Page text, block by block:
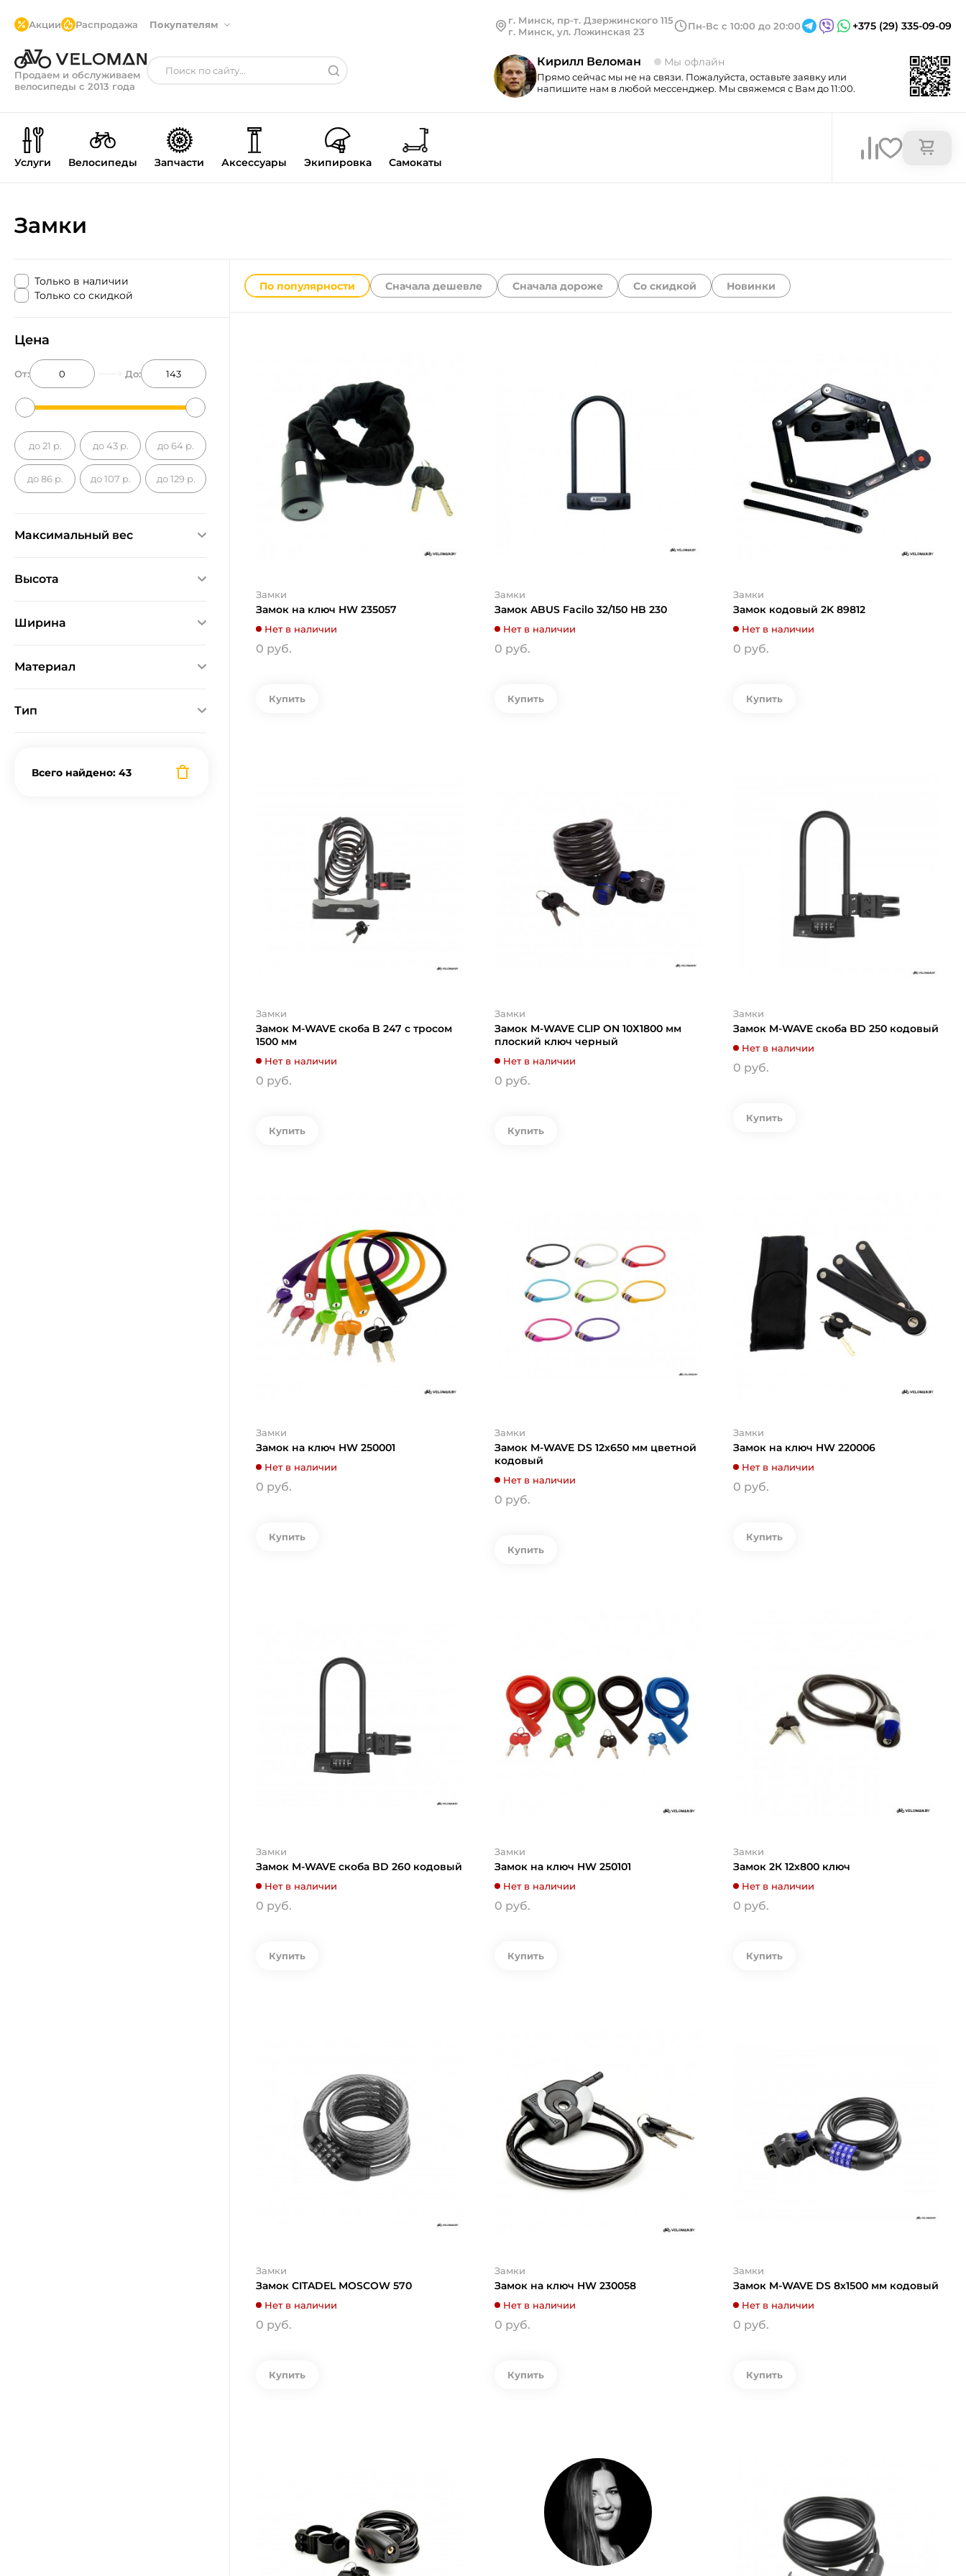
Акции Распродажа Покупателям
Продаем и обслуживаем
велосипеды с 2013 года
г. Минск, пр-т. Дзержинского 115
г. Минск, ул. Ложинская 23
Пн-Вс с 10:00 до 20:00 +375 (29) 335-09-09
Кирилл Веломан Мы офлайн
Прямо сейчас мы не на связи. Пожалуйста, оставьте заявку или
напишите нам в любой мессенджер. Мы свяжемся с Вам до 11:00.
Услуги Велосипеды Запчасти Аксессуары Экипировка Самокаты
Замки
Только в наличии
Только со скидкой
Цена
От: До:
до 21 р. до 43 р. до 64 р.
до 86 р. до 107 р. до 129 р.
Максимальный вес
Высота
Ширина
Материал
Тип
Всего найдено: 43
По популярности Сначала дешевле Сначала дороже Со скидкой Новинки
Замки
Замок на ключ HW 235057
Нет в наличии
0 руб.
Купить
Замки
Замок ABUS Facilo 32/150 HB 230
Нет в наличии
0 руб.
Купить
Замки
Замок кодовый 2K 89812
Нет в наличии
0 руб.
Купить
Замки
Замок M-WAVE скоба B 247 с тросом
1500 мм
Нет в наличии
0 руб.
Купить
Замки
Замок M-WAVE CLIP ON 10Х1800 мм
плоский ключ черный
Нет в наличии
0 руб.
Купить
Замки
Замок M-WAVE скоба BD 250 кодовый
Нет в наличии
0 руб.
Купить
Замки
Замок на ключ HW 250001
Нет в наличии
0 руб.
Купить
Замки
Замок M-WAVE DS 12х650 мм цветной
кодовый
Нет в наличии
0 руб.
Купить
Замки
Замок на ключ HW 220006
Нет в наличии
0 руб.
Купить
Замки
Замок M-WAVE скоба BD 260 кодовый
Нет в наличии
0 руб.
Купить
Замки
Замок на ключ HW 250101
Нет в наличии
0 руб.
Купить
Замки
Замок 2К 12х800 ключ
Нет в наличии
0 руб.
Купить
Замки
Замок CITADEL MOSCOW 570
Нет в наличии
0 руб.
Купить
Замки
Замок на ключ HW 230058
Нет в наличии
0 руб.
Купить
Замки
Замок M-WAVE DS 8х1500 мм кодовый
Нет в наличии
0 руб.
Купить